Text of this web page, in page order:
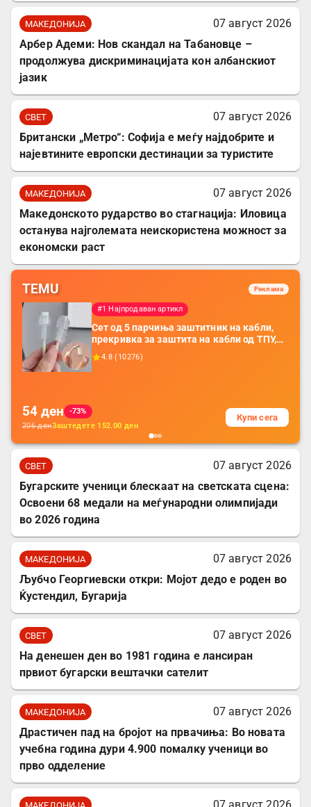
МАКЕДОНИЈА
07 август 2026
Арбер Адеми: Нов скандал на Табановце –
продолжува дискриминацијата кон албанскиот
јазик
СВЕТ
07 август 2026
Британски „Метро“: Софија е меѓу најдобрите и
најевтините европски дестинации за туристите
МАКЕДОНИЈА
07 август 2026
Македонското рударство во стагнација: Иловица
останува најголемата неискористена можност за
економски раст
TEMU Реклама
#1 Најпродаван артикл
Сет од 5 парчиња заштитник на кабли,
прекривка за заштита на кабли од ТПУ,
додатоци за заштита на кабли, без
батерија, за мобилни телефони, комплет
4.8 ( 10276)
54 ден
-73%
206денЗаштедете 152.00 ден
Купи сега
СВЕТ
07 август 2026
Бугарските ученици блескаат на светската сцена:
Освоени 68 медали на меѓународни олимпијади
во 2026 година
МАКЕДОНИЈА
07 август 2026
Љубчо Георгиевски откри: Мојот дедо е роден во
Ќустендил, Бугарија
СВЕТ
07 август 2026
На денешен ден во 1981 година е лансиран
првиот бугарски вештачки сателит
МАКЕДОНИЈА
07 август 2026
Драстичен пад на бројот на првачиња: Во новата
учебна година дури 4.900 помалку ученици во
прво одделение